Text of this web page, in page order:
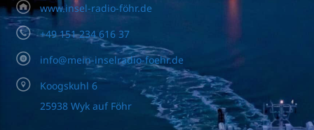
www.insel-radio-föhr.de
+49 151 234 616 37
info@mein-inselradio-foehr.de
Koogskuhl 6
25938 Wyk auf Föhr